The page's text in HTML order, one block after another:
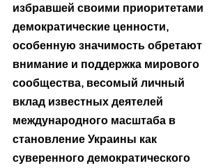
избравшей своими приоритетами
демократические ценности,
особенную значимость обретают
внимание и поддержка мирового
сообщества, весомый личный
вклад известных деятелей
международного масштаба в
становление Украины как
суверенного демократического